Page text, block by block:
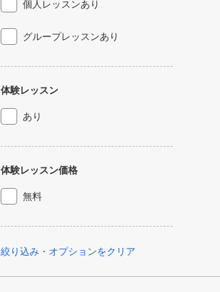
個人レッスンあり
グループレッスンあり
体験レッスン
あり
体験レッスン価格
無料
絞り込み・オプションをクリア